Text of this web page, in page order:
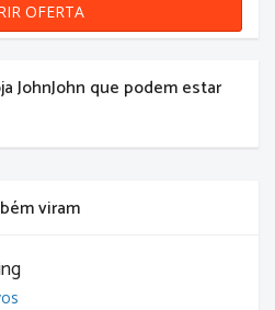
OFERTA
JohnJohn que podem estar
viram